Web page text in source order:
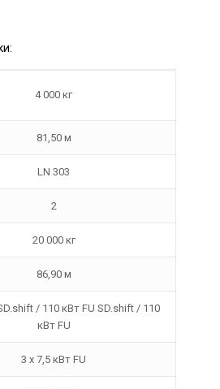
4 000 кг
81,50 м
LN 303
2
20 000 кг
86,90 м
/ 110 кВт FU SD.shift / 110
кВт FU
3 x 7,5 кВт FU